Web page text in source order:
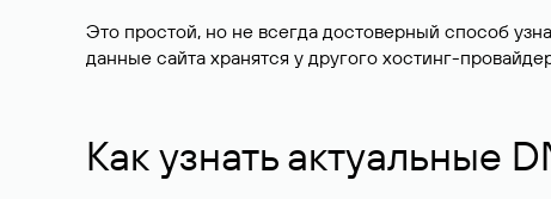
Это простой, но не всегда достоверный способ
данные сайта хранятся у другого хостинг-
Как узнать актуальные